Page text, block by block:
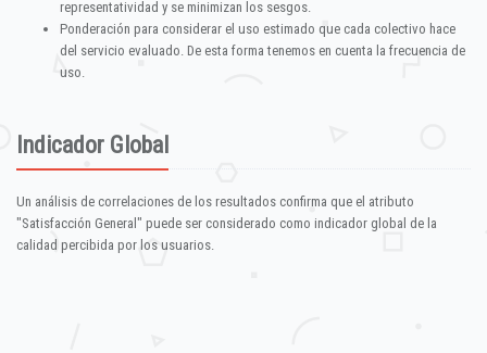
representatividad y se minimizan los sesgos.
Ponderación para considerar el uso estimado que cada colectivo hace
del servicio evaluado. De esta forma tenemos en cuenta la frecuencia de
uso.
Indicador Global
Un análisis de correlaciones de los resultados confirma que el atributo
"Satisfacción General" puede ser considerado como indicador global de la
calidad percibida por los usuarios.